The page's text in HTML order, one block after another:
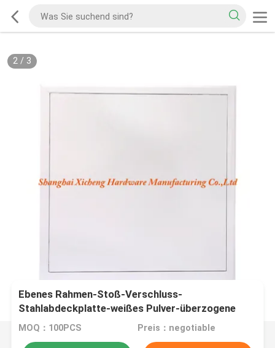
2/ 3
Ebenes Rahmen-Stoß-Verschluss-
Stahlabdeckplatte-weißes Pulver-überzogene
Schattenfuge
MOQ：100PCS Preis：negotiable